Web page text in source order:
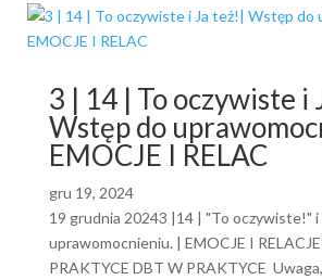
3 | 14 | To oczywiste i
Wstęp do
EMOCJE I RELAC
gru 19, 2024
19 grudnia 20243 |14 | "To oczywiste!" i
uprawomocnieniu. | EMOCJE I
PRAKTYCE DBT W PRAKTYCE